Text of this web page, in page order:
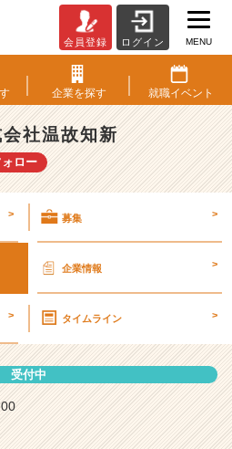
会員登録 ログイン MENU
企業を探す 就職イベント
社温故知新
ォロー
> 募集 >
企業情報 >
> タイムライン >
受付中